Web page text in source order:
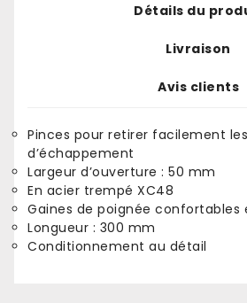
Détails du
Livraison
Avis clients
Pinces pour retirer facilement
d’échappement
Largeur d’ouverture : 50 mm
En acier trempé XC48
Gaines de poignée confortables
Longueur : 300 mm
Conditionnement au détail